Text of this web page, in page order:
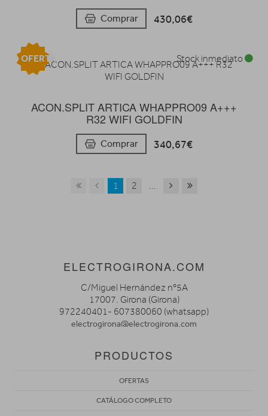
Comprar 430,06€
ACON.SPLIT ARTICA WHAPPRO09 A+++
R32 WIFI GOLDFIN
Comprar 340,67€
Stock inmediato
OFERTA
1 2 ...
ELECTROGIRONA.COM
C/Miguel Hernández nº5A
17007. Girona (Girona)
972240401- 607380060 (whatsapp)
electrogirona@electrogirona.com
PRODUCTOS
OFERTAS
CATÁLOGO COMPLETO